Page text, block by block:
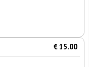
€ 15.00